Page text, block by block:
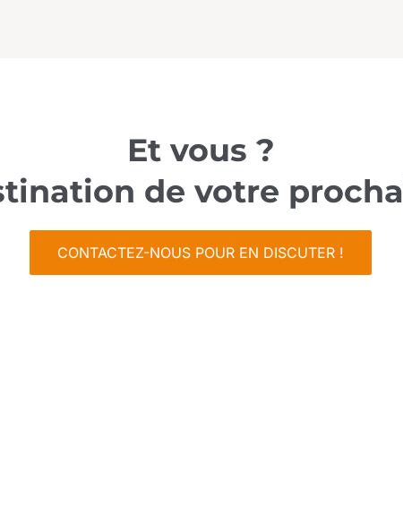
Et vous ?
de votre
CONTACTEZ-NOUS POUR EN DISCUTER !